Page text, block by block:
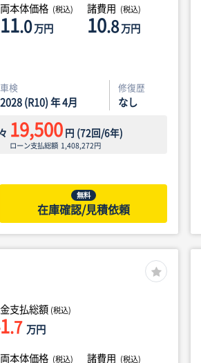
本体価格 (税込)
.0万円
諸費用 (税込)
10.8万円
車検
2028 (R10) 年 4月
修復歴
なし
19,500円 (72回/6年)
ローン支払総額 1,408,272円
無料
在庫確認/見積依頼
支払総額 (税込)
.7 万円
本体価格 (税込) 諸費用 (税込)